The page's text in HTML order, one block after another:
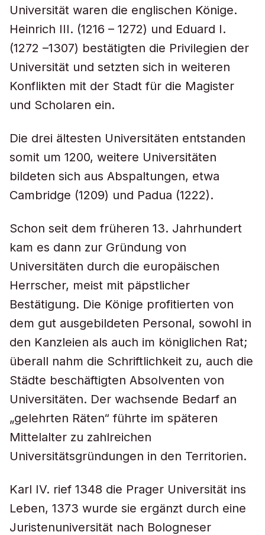
Universität waren die englischen Könige.
Heinrich III. (1216 – 1272) und Eduard I.
(1272 –1307) bestätigten die Privilegien der
Universität und setzten sich in weiteren
Konflikten mit der Stadt für die Magister
und Scholaren ein.
Die drei ältesten Universitäten entstanden
somit um 1200, weitere Universitäten
bildeten sich aus Abspaltungen, etwa
Cambridge (1209) und Padua (1222).
Schon seit dem früheren 13. Jahrhundert
kam es dann zur Gründung von
Universitäten durch die europäischen
Herrscher, meist mit päpstlicher
Bestätigung. Die Könige profitierten von
dem gut ausgebildeten Personal, sowohl in
den Kanzleien als auch im königlichen Rat;
überall nahm die Schriftlichkeit zu, auch die
Städte beschäftigten Absolventen von
Universitäten. Der wachsende Bedarf an
„gelehrten Räten“ führte im späteren
Mittelalter zu zahlreichen
Universitätsgründungen in den Territorien.
Karl IV. rief 1348 die Prager Universität ins
Leben, 1373 wurde sie ergänzt durch eine
Juristenuniversität nach Bologneser